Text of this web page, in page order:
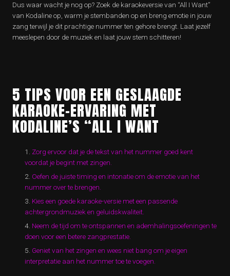
Dus waar wacht je nog op? Zoek de karaokeversie van “All I Want”
van Kodaline op, warm je stembanden op en breng emotie in jouw
zang terwijl je dit prachtige nummer ten gehore brengt. Laat jezelf
meeslepen door de muziek en laat jouw stem schitteren!
5 TIPS VOOR EEN GESLAAGDE
KARAOKE-ERVARING MET
KODALINE’S “ALL I WANT
Zorg ervoor dat je de tekst van het nummer goed kent
voordat je begint met zingen.
Oefen de juiste timing en intonatie om de emotie van het
nummer over te brengen.
Kies een goede karaoke-versie met een passende
achtergrondmuziek en geluidskwaliteit.
Neem de tijd om te ontspannen en ademhalingsoefeningen te
doen voor een betere zangprestatie.
Geniet van het zingen en wees niet bang om je eigen
interpretatie aan het nummer toe te voegen.